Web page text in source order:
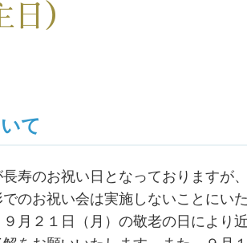
）
て
寿のお祝い日となっておりますが
のお祝い会は実施しないことにい
月２１日（月）の敬老の日により